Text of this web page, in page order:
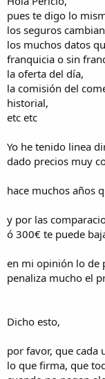
Mitsubishi nuevos del
pues te digo lo
los seguros
los muchos datos
franquicia o sin
la oferta del día,
la comisión del
historial,
etc etc
Yo he tenido linea
dado precios muy
hace muchos años
y por las
ó 300€ te puede
en mi opinión lo de
penaliza mucho el
Dicho esto,
por favor, que cada
lo que firma, que